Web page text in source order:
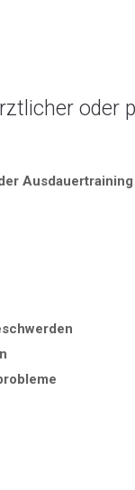
oder
Ausdauertraining